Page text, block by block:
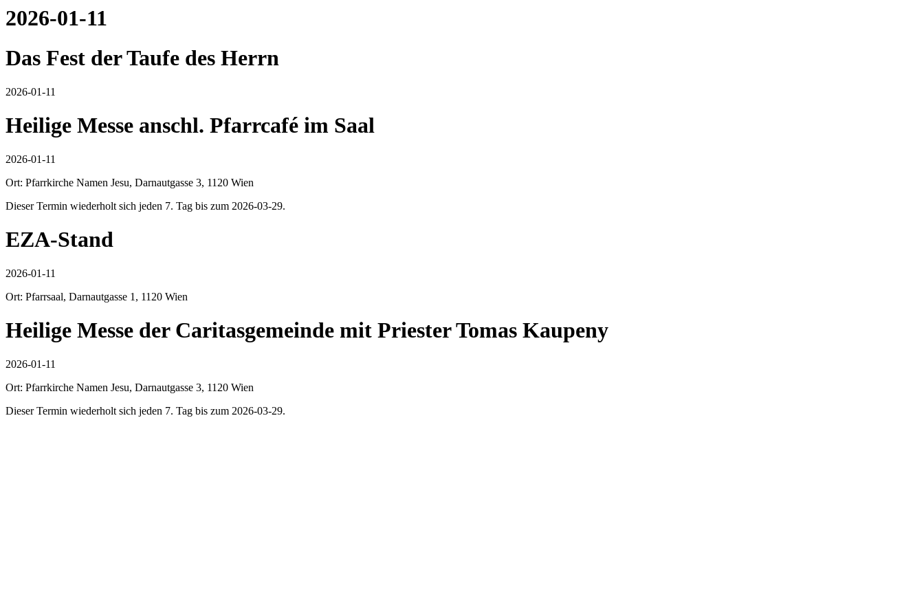
2026-01-11
Das Fest der Taufe des Herrn
2026-01-11
Heilige Messe anschl. Pfarrcafé im Saal
2026-01-11
Ort: Pfarrkirche Namen Jesu, Darnautgasse 3, 1120 Wien
Dieser Termin wiederholt sich jeden 7. Tag bis zum 2026-03-29.
EZA-Stand
2026-01-11
Ort: Pfarrsaal, Darnautgasse 1, 1120 Wien
Heilige Messe der Caritasgemeinde mit Priester Tomas Kaupeny
2026-01-11
Ort: Pfarrkirche Namen Jesu, Darnautgasse 3, 1120 Wien
Dieser Termin wiederholt sich jeden 7. Tag bis zum 2026-03-29.